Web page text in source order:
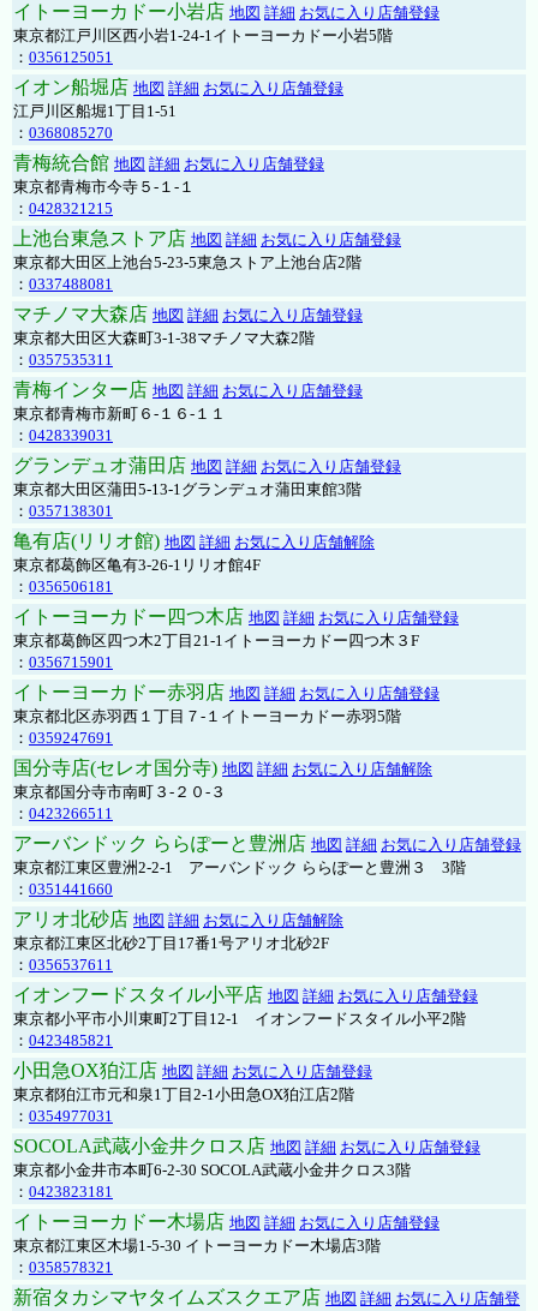
イトーヨーカドー小岩店 地図 詳細 お気に入り店舗登録
東京都江戸川区西小岩1-24-1イトーヨーカドー小岩5階
： 0356125051
イオン船堀店 地図 詳細 お気に入り店舗登録
江戸川区船堀1丁目1-51
： 0368085270
青梅統合館 地図 詳細 お気に入り店舗登録
東京都青梅市今寺５-１-１
： 0428321215
上池台東急ストア店 地図 詳細 お気に入り店舗登録
東京都大田区上池台5-23-5東急ストア上池台店2階
： 0337488081
マチノマ大森店 地図 詳細 お気に入り店舗登録
東京都大田区大森町3-1-38マチノマ大森2階
： 0357535311
青梅インター店 地図 詳細 お気に入り店舗登録
東京都青梅市新町６-１６-１１
： 0428339031
グランデュオ蒲田店 地図 詳細 お気に入り店舗登録
東京都大田区蒲田5-13-1グランデュオ蒲田東館3階
： 0357138301
亀有店(リリオ館) 地図 詳細 お気に入り店舗解除
東京都葛飾区亀有3-26-1リリオ館4F
： 0356506181
イトーヨーカドー四つ木店 地図 詳細 お気に入り店舗登録
東京都葛飾区四つ木2丁目21-1イトーヨーカドー四つ木３F
： 0356715901
イトーヨーカドー赤羽店 地図 詳細 お気に入り店舗登録
東京都北区赤羽西１丁目７-１イトーヨーカドー赤羽5階
： 0359247691
国分寺店(セレオ国分寺) 地図 詳細 お気に入り店舗解除
東京都国分寺市南町３-２０-３
： 0423266511
アーバンドック ららぽーと豊洲店 地図 詳細 お気に入り店舗登録
東京都江東区豊洲2-2-1 アーバンドック ららぽーと豊洲３ 3階
： 0351441660
アリオ北砂店 地図 詳細 お気に入り店舗解除
東京都江東区北砂2丁目17番1号アリオ北砂2F
： 0356537611
イオンフードスタイル小平店 地図 詳細 お気に入り店舗登録
東京都小平市小川東町2丁目12-1 イオンフードスタイル小平2階
： 0423485821
小田急OX狛江店 地図 詳細 お気に入り店舗登録
東京都狛江市元和泉1丁目2-1小田急OX狛江店2階
： 0354977031
SOCOLA武蔵小金井クロス店 地図 詳細 お気に入り店舗登録
東京都小金井市本町6-2-30 SOCOLA武蔵小金井クロス3階
： 0423823181
イトーヨーカドー木場店 地図 詳細 お気に入り店舗登録
東京都江東区木場1-5-30 イトーヨーカドー木場店3階
： 0358578321
新宿タカシマヤタイムズスクエア店 地図 詳細 お気に入り店舗登